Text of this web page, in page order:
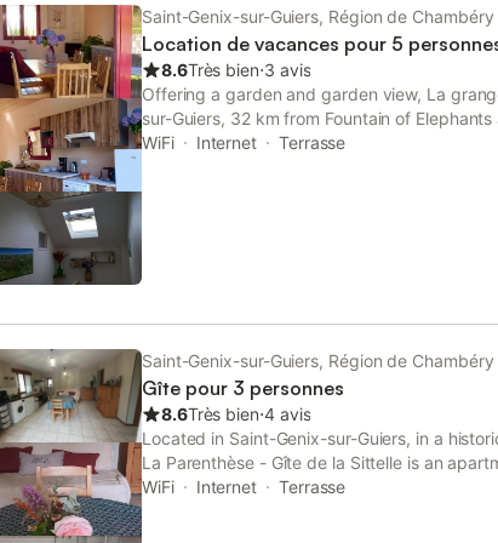
Saint-Genix-sur-Guiers, Région de Chambéry
Location de vacances pour 5
8.6Très bien⋅3 avis
Offering a garden and garden view, La
sur-Guiers, 32 km from Fountain of
This property offers access to a terrace, free
WiFi Internet Terrasse
Saint-Genix-sur-Guiers, Région de Chambéry
Gîte pour 3 personnes
8.6Très bien⋅4 avis
Located in Saint-Genix-sur-Guiers, in a
La Parenthèse - Gîte de la Sittelle is an
facilities.
WiFi Internet Terrasse